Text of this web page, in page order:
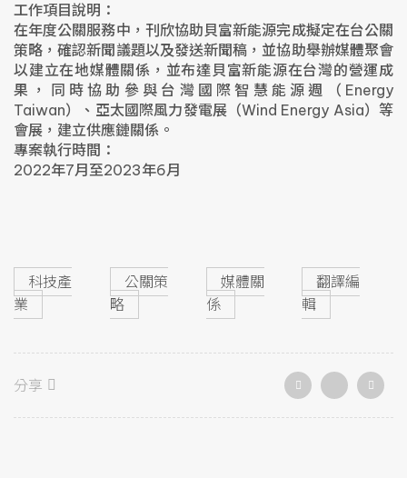
工作項目說明：
在年度公關服務中，刊欣協助貝富新能源完成擬定在台公關
策略，確認新聞議題以及發送新聞稿，並協助舉辦媒體聚會
以建立在地媒體關係，並布達貝富新能源在台灣的營運成
果，同時協助參與台灣國際智慧能源週（Energy
Taiwan）、亞太國際風力發電展（Wind Energy Asia）等
會展，建立供應鏈關係。
專案執行時間：
2022年7月至2023年6月
科技產
業
公關策
略
媒體關
係
翻譯編
輯
分享